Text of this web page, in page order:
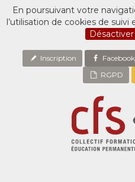
En poursuivant votre
l’utilisation de cookies de
Inscription Facebook
RGPD